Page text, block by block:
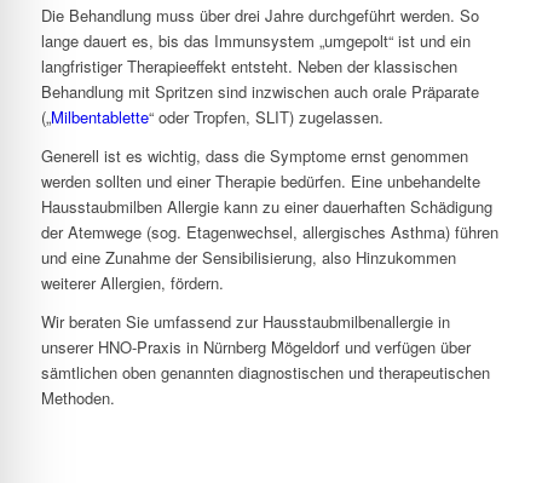
Die Behandlung muss über drei Jahre durchgeführt werden. So
lange dauert es, bis das Immunsystem „umgepolt“ ist und ein
langfristiger Therapieeffekt entsteht. Neben der klassischen
Behandlung mit Spritzen sind inzwischen auch orale Präparate
(„Milbentablette“ oder Tropfen, SLIT) zugelassen.
Generell ist es wichtig, dass die Symptome ernst genommen
werden sollten und einer Therapie bedürfen. Eine unbehandelte
Hausstaubmilben Allergie kann zu einer dauerhaften Schädigung
der Atemwege (sog. Etagenwechsel, allergisches Asthma) führen
und eine Zunahme der Sensibilisierung, also Hinzukommen
weiterer Allergien, fördern.
Wir beraten Sie umfassend zur Hausstaubmilbenallergie in
unserer HNO-Praxis in Nürnberg Mögeldorf und verfügen über
sämtlichen oben genannten diagnostischen und therapeutischen
Methoden.